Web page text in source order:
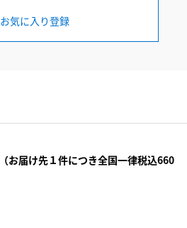
お気に入り登録
お届け先１件につき全国一律税込660